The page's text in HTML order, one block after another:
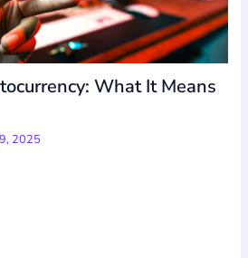
What It Means
2025